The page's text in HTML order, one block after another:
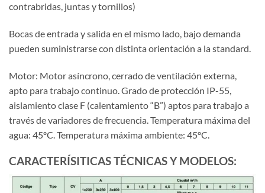
contrabridas, juntas y tornillos)
Bocas de entrada y salida en el mismo lado, bajo demanda
pueden suministrarse con distinta orientación a la standard.
Motor: Motor asíncrono, cerrado de ventilación externa,
apto para trabajo continuo. Grado de protección IP-55,
aislamiento clase F (calentamiento “B”) aptos para trabajo a
través de variadores de frecuencia. Temperatura máxima del
agua: 45ºC. Temperatura máxima ambiente: 45ºC.
CARACTERÍSITICAS TÉCNICAS Y MODELOS: